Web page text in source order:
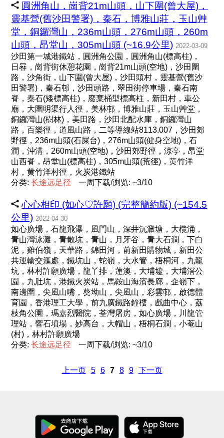
圓洲角山，崗背21m山頭，山下圍(曾大屋)，
靈基營(舊沙田警署)，秦石，博雅山莊，玉山艸
堂，銅鑼灣山，236m山頭，276m山頭，260m
山頭，昂堂山，305m山頭 (~16.9公里) 2022-03-09
沙田第一城港鐵站，圓洲角公園，圓洲角山(標高柱)，
日晷，崗背街休憩花園，崗背21m山頭(空地)，沙田圍
路，沙角街，山下圍(曾大屋)，沙田頭村，靈基營(舊沙
田警署)，秦石邨，沙田頭路，翠田街停車場，秦石南
脊，秦石(矮標高柱)，廢棄桶型標高柱，新田村，車公
廟，大圍明渠行人徑，美林邨，博雅山莊，玉山艸堂，
銅鑼灣山(樹林)，美田路，沙田北配水庫，銅鑼灣山
路，百樂徑，道風山路，二等導線站8113.007，沙田郊
野徑，236m山頭(石屎台)，276m山頭(健身空地)，石
澗，沖溝，260m山頭(空地)，沙田郊野徑，涼亭，昂堂
山西脊，昂堂山(標高柱)，305m山頭(荒徑)，黄竹洋
村，黄竹洋村徑，火炭港鐵站
分类:长途远足径 一周下载/浏览: ~3/10
心心相印 (如心♡許願) (完整簡約版) (~154.5
公里) 2022-04-30
如心廣場，石龍飛瀑，風門山，深井沉澱塘，大欖涌，
青山灣泳灘，青散坑，青山，月牙谷，青大石澗，下白
泥，雞伯嶺，天華路，錦田河，前新田購物城，新田公
共運輸交滙處，鐵坑山，蛇嶺，大水管，梧桐河，九龍
坑，林村許願廣場，龍丫排，蓮澳，大埔墟，大埔滘公
園，九肚坑，港鐵火炭站，馬鞍山海濱長廊，企嶺下，
南邊圍，尖風山嘴，葵坳山，尖風山，彩雲邨，啟德體
育園，香港理工大學，前九廣鐵路鐘樓，戲曲中心，荔
枝角公園，瑪嘉烈醫院，荃灣屠房，如心廣場，川龍管
理站，響石墳場，妙高台，大帽山，梧桐石澗，小菴山
(村)，林村許願廣場
分类:长途远足径 一周下载/浏览: ~3/10
上一页 5 6 7 8 9 下一页